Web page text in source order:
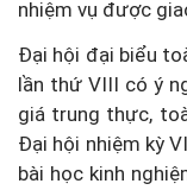
nhiệm vụ được
Đại hội đại biểu
lần thứ VIII có ý
giá trung thực,
Đại hội nhiệm kỳ
bài học kinh